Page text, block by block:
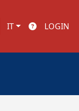
IT LOGIN